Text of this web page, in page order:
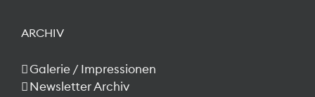
ARCHIV
Galerie / Impressionen
Newsletter Archiv